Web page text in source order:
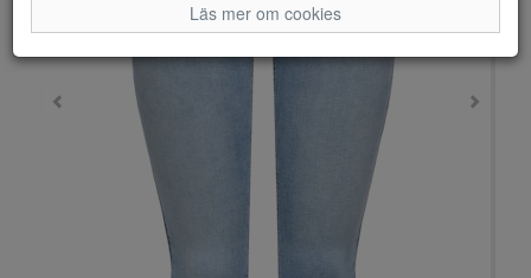
Läs mer om cookies